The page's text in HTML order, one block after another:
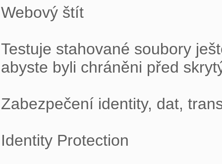
Webový štít
Testuje stahované soubory
abyste byli chráněni před
Zabezpečení identity, dat,
Identity Protection